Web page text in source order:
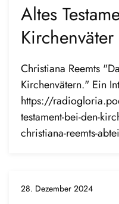
Altes
Kirchenväter
Christiana Reemts
Kirchenvätern." Ein
https://
testament-bei-den-
christiana-reemts-
28. Dezember 2024